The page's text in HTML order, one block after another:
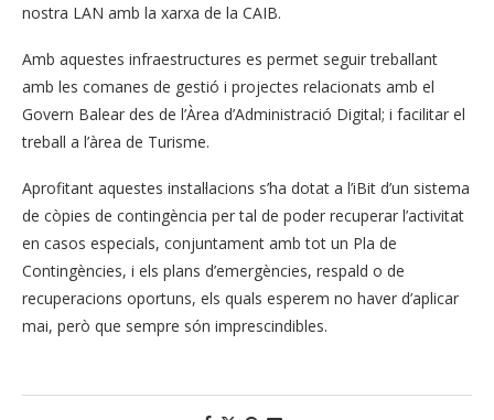
nostra LAN amb la xarxa de la CAIB.
Amb aquestes infraestructures es permet seguir treballant
amb les comanes de gestió i projectes relacionats amb el
Govern Balear des de l’Àrea d’Administració Digital; i facilitar el
treball a l’àrea de Turisme.
Aprofitant aquestes instal·lacions s’ha dotat a l’iBit d’un sistema
de còpies de contingència per tal de poder recuperar l’activitat
en casos especials, conjuntament amb tot un Pla de
Contingències, i els plans d’emergències, respald o de
recuperacions oportuns, els quals esperem no haver d’aplicar
mai, però que sempre són imprescindibles.